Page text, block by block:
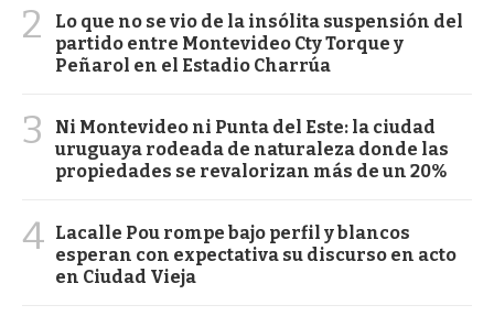
2
Lo que no se vio de la insólita suspensión del
partido entre Montevideo Cty Torque y
Peñarol en el Estadio Charrúa
3
Ni Montevideo ni Punta del Este: la ciudad
uruguaya rodeada de naturaleza donde las
propiedades se revalorizan más de un 20%
4 Lacalle Pou rompe bajo perfil y blancos
esperan con expectativa su discurso en acto
en Ciudad Vieja